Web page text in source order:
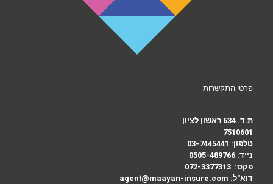
פרטי התקשרות
ת.ד. 634 ראשון לציון
7510601
טלפון: 03-7445441
נייד: 0505-489766
פקס: 072-3377313
דוא"ל: agent@maayan-insure.com